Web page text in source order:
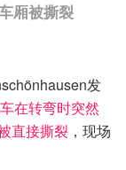
厢被撕裂
发
在转弯时突然
直接撕裂 ，现场